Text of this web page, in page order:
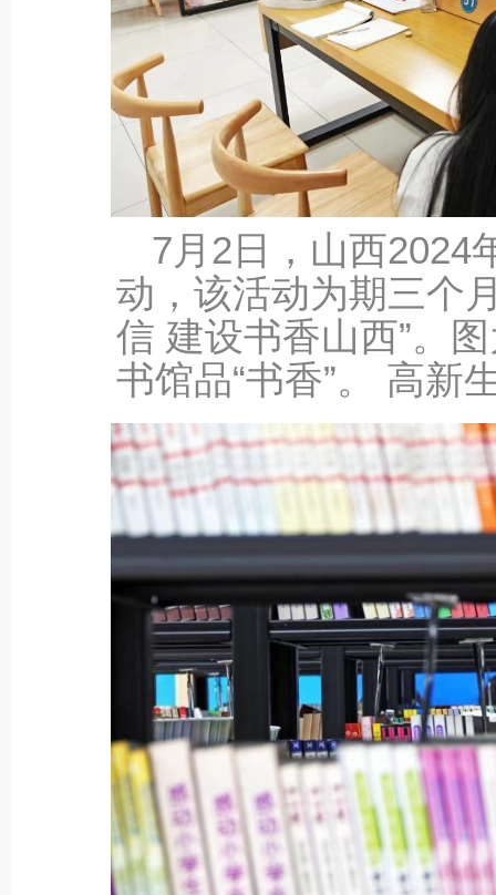
7‎月‎2‎日，山西2024
动，该活动为期三个
信 建设书香山西”。
书馆品“书香”。 高新